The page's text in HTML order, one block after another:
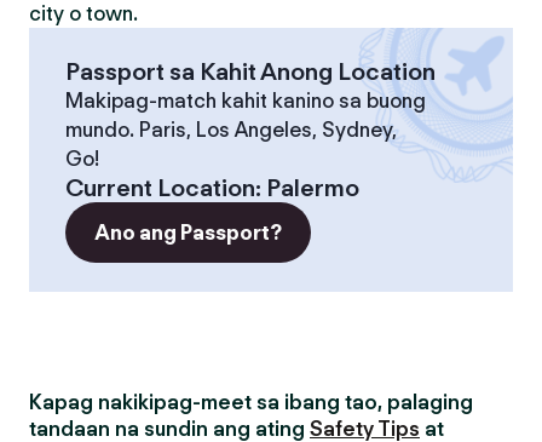
city o town.
Passport sa Kahit Anong Location
Makipag-match kahit kanino sa buong
mundo. Paris, Los Angeles, Sydney,
Go!
Current Location: Palermo
Ano ang Passport?
Kapag nakikipag-meet sa ibang tao, palaging
tandaan na sundin ang ating Safety Tips at